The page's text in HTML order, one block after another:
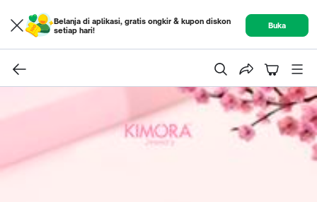
Belanja di aplikasi, gratis ongkir & kupon diskon
setiap hari!
Buka